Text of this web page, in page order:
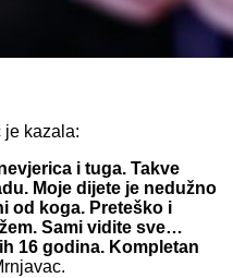
je kazala:
i tuga. Takve
Moje dijete je nedužno
od koga. Preteško i
Sami vidite sve…
16 godina. Kompletan